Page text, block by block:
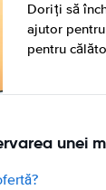
Doriți să
ajutor
pentru
unei